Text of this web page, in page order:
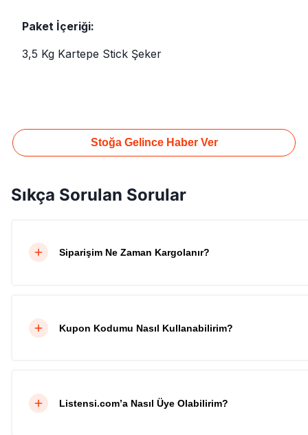
Paket İçeriği:
3,5 Kg Kartepe Stick Şeker
Stoğa Gelince Haber Ver
Sıkça Sorulan Sorular
Siparişim Ne Zaman Kargolanır?
Kupon Kodumu Nasıl Kullanabilirim?
Listensi.com’a Nasıl Üye Olabilirim?